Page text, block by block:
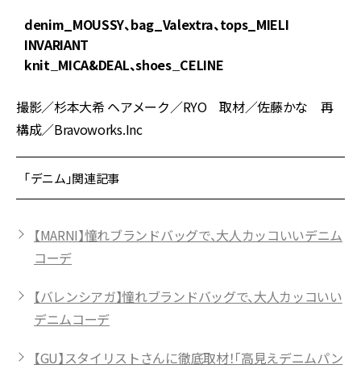
denim_MOUSSY、bag_Valextra、tops_MIELI
INVARIANT
knit_MICA&DEAL、shoes_CELINE
撮影／杉本大希 ヘアメーク／RYO 取材／佐藤かな 再
構成／Bravoworks.Inc
「デニム」関連記事
【MARNI】憧れブランドバッグで、大人カッコいいデニム
コーデ
【バレンシアガ】憧れブランドバッグで、大人カッコいい
デニムコーデ
【GU】スタイリストさんに徹底取材！「高見えデニムパン